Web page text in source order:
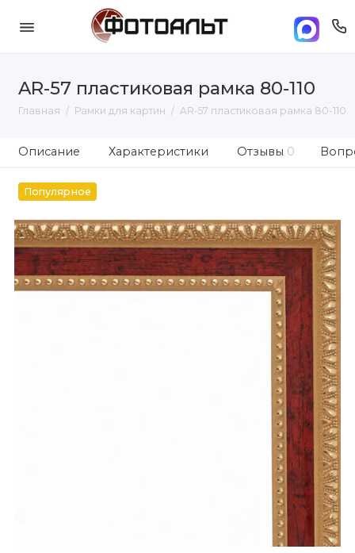
AR-57 пластиковая рамка 80-110
Главная Рамки для картин AR-57 пластиковая рамка 80-110
Описание Характеристики Отзывы 0
Популярное